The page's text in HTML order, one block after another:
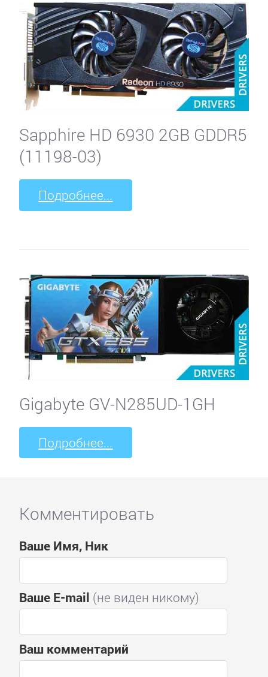
Sapphire HD 6930 2GB GDDR5
(11198-03)
Подробнее...
Gigabyte GV-N285UD-1GH
Подробнее...
Комментировать
Ваше Имя, Ник
Ваше E-mail (не виден никому)
Ваш комментарий